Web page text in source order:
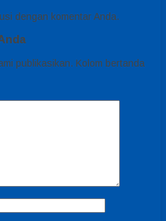
dengan komentar Anda.
publikasikan. Kolom bertanda